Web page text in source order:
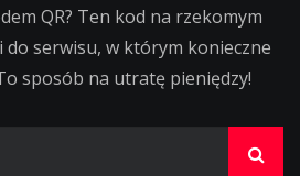
QR? Ten kod na rzekomym
serwisu, w którym konieczne
sposób na utratę pieniędzy!